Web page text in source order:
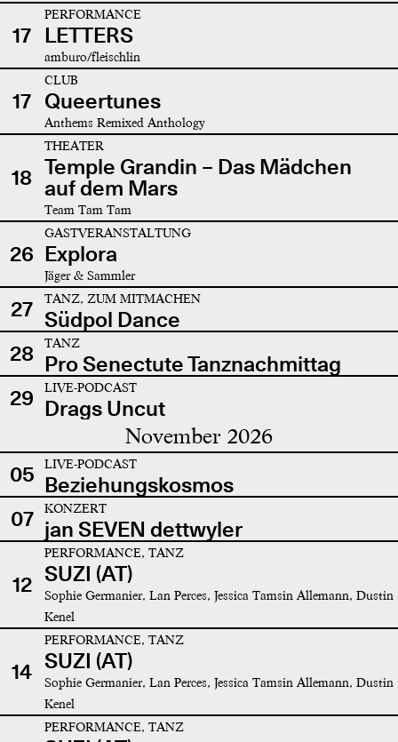
17
PERFORMANCE
LETTERS
amburo/fleischlin
17
CLUB
Queertunes
Anthems Remixed Anthology
18
THEATER
Temple Grandin – Das Mädchen
auf dem Mars
Team Tam Tam
26
GASTVERANSTALTUNG
Explora
Jäger & Sammler
27 TANZ, ZUM MITMACHEN
Südpol Dance
28
TANZ
Pro Senectute Tanznachmittag
29
LIVE-PODCAST
Drags Uncut
November 2026
05 LIVE-PODCAST
Beziehungskosmos
07
KONZERT
jan SEVEN dettwyler
12
PERFORMANCE, TANZ
SUZI (AT)
Sophie Germanier, Lan Perces, Jessica Tamsin Allemann, Dustin
Kenel
14
PERFORMANCE, TANZ
SUZI (AT)
Sophie Germanier, Lan Perces, Jessica Tamsin Allemann, Dustin
Kenel
PERFORMANCE, TANZ